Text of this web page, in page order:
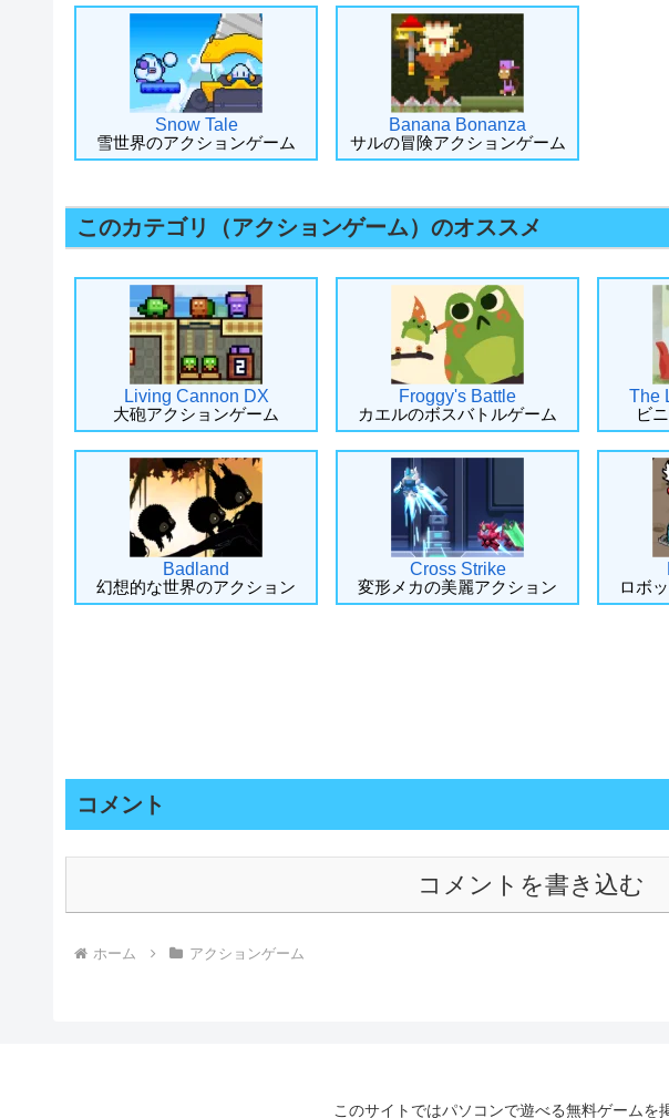
Snow Tale
雪世界のアクションゲーム
Banana Bonanza
サルの冒険アクションゲーム
このカテゴリ（アクションゲーム）のオススメ
Living Cannon DX
大砲アクションゲーム
Froggy's Battle
カエルのボスバトルゲーム
The
ビ
Badland
幻想的な世界のアクション
Cross Strike
変形メカの美麗アクション
ロボ
コメント
コメントを書き込む
ホーム アクションゲーム
このサイトではパソコンで遊べる無料ゲームを